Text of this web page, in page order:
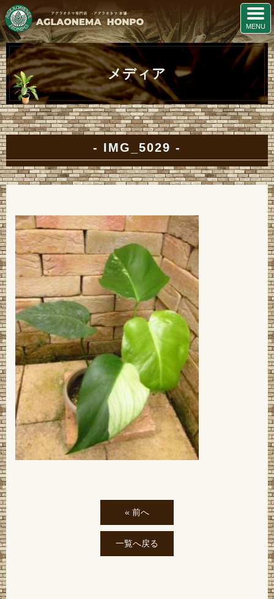
メディア
IMG_5029
« 前へ
一覧へ戻る